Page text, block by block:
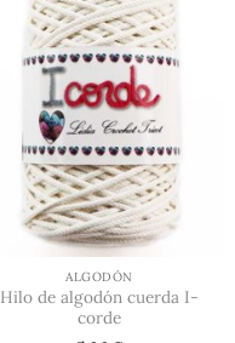
múltiples
variantes.
Las
opciones
se
pueden
elegir
en
la
página
de
producto
ALGODÓN
Hilo de algodón cuerda I-
corde